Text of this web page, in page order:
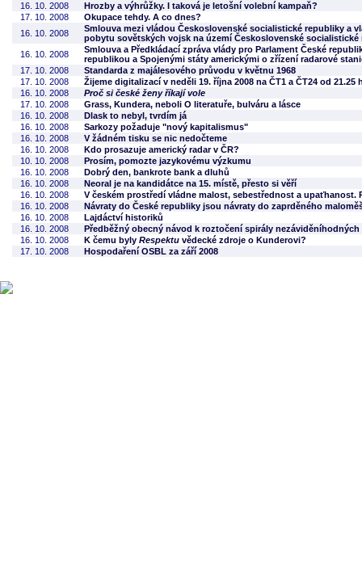
16. 10. 2008
Hrozby a výhrůžky. I taková je letošní volební kampaň?
17. 10. 2008
Okupace tehdy. A co dnes?
16. 10. 2008
Smlouva mezi vládou Československé socialistické republiky a
pobytu sovětských vojsk na území Československé socialistické
16. 10. 2008
Smlouva a Předkládací zpráva vlády pro Parlament České
republikou a Spojenými státy americkými o zřízení radarové
17. 10. 2008
Standarda z majálesového průvodu v květnu 1968
17. 10. 2008
Žijeme digitalizací v neděli 19. října 2008 na ČT1 a ČT24 od 21.25
16. 10. 2008
Proč si české ženy říkají vole
17. 10. 2008
Grass, Kundera, neboli O literatuře, bulváru a lásce
16. 10. 2008
Dlask to nebyl, tvrdím já
16. 10. 2008
Sarkozy požaduje "nový kapitalismus"
16. 10. 2008
V žádném tisku se nic nedočteme
16. 10. 2008
Kdo prosazuje americký radar v ČR?
10. 10. 2008
Prosím, pomozte jazykovému výzkumu
16. 10. 2008
Dobrý den, bankrote bank a dluhů
16. 10. 2008
Neoral je na kandidátce na 15. místě, přesto si věří
16. 10. 2008
V českém prostředí vládne malost, sebestřednost a upaťhanost.
16. 10. 2008
Návraty do České republiky jsou návraty do zaprděného
16. 10. 2008
Lajdáctví historiků
16. 10. 2008
Předběžný obecný návod k roztočení spirály
16. 10. 2008
K čemu byly Respektu vědecké zdroje o Kunderovi?
17. 10. 2008
Hospodaření OSBL za září 2008